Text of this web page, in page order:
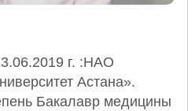
г. :НАО
Астана».
Бакалавр медицины